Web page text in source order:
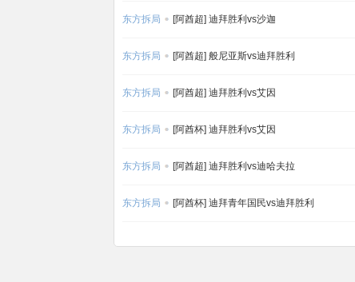
东方拆局 [阿酋超] 迪拜胜利vs沙迦
东方拆局 [阿酋超] 般尼亚斯vs迪拜胜利
东方拆局 [阿酋超] 迪拜胜利vs艾因
东方拆局 [阿酋杯] 迪拜胜利vs艾因
东方拆局 [阿酋超] 迪拜胜利vs迪哈夫拉
东方拆局 [阿酋杯] 迪拜青年国民vs迪拜胜利